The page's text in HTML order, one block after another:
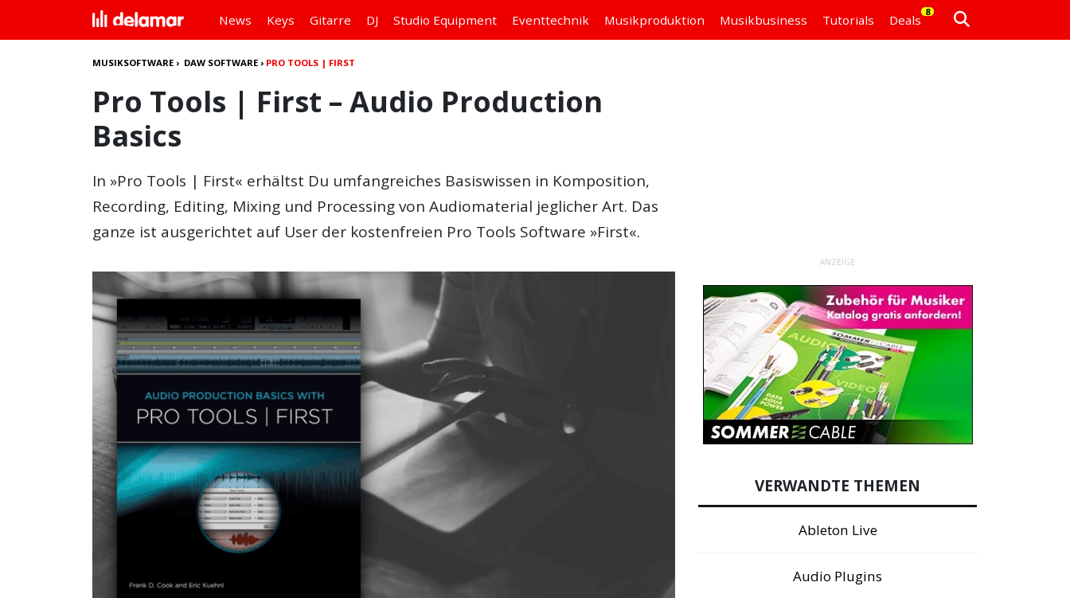
News Keys Gitarre DJ Studio Equipment Eventtechnik Musikproduktion Musikbusiness Tutorials Deals
8
MUSIKSOFTWARE › DAW SOFTWARE › PRO TOOLS | FIRST
Pro Tools | First – Audio Production
Basics
In »Pro Tools | First« erhältst Du umfangreiches Basiswissen in Komposition,
Recording, Editing, Mixing und Processing von Audiomaterial jeglicher Art. Das
ganze ist ausgerichtet auf User der kostenfreien Pro Tools Software »First«.
ANZEIGE
VERWANDTE THEMEN
Ableton Live
Audio Plugins